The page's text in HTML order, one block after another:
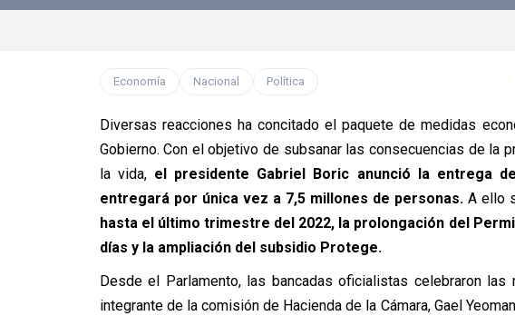
Economía Nacional Política
Diversas reacciones ha concitado el paquete de medidas
Gobierno. Con el objetivo de subsanar las consecuencias de la
la vida, el presidente Gabriel Boric anunció la entrega
entregará por única vez a 7,5 millones de personas.A ello
hasta el último trimestre del 2022, la prolongación del
días y la ampliación del subsidio Protege.
Desde el Parlamento, las bancadas oficialistas celebraron
integrante de la comisión de Hacienda de la Cámara, Gael